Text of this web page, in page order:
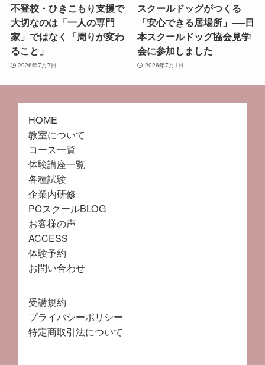
不登校・ひきこもり支援で
大切なのは「一人の専門
家」ではなく「周りが変わ
ること」
2026年7月7日
スクールドッグがつくる
「安心できる居場所」──日
本スクールドッグ協会見学
会に参加しました
2026年7月1日
受講規約
プライバシーポリシー
特定商取引法について
HOME
教室について
コース一覧
体験講座一覧
各種試験
企業内研修
PCスクールBLOG
お客様の声
ACCESS
体験予約
お問い合わせ